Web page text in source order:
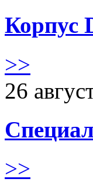
Корпус
>>
26
>>